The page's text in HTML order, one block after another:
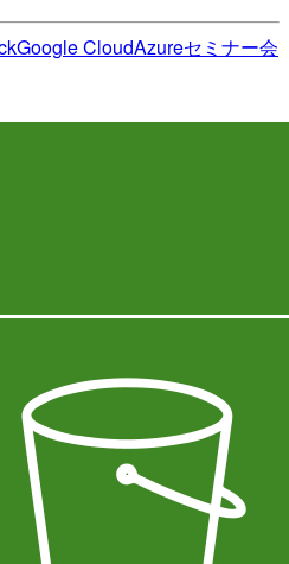
Google CloudAzureセミナー会